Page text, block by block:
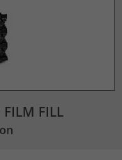
FILM FILL